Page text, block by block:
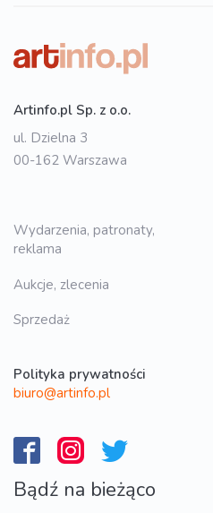
Artinfo.pl Sp. z o.o.
ul. Dzielna 3
00-162 Warszawa
Wydarzenia, patronaty,
reklama
Aukcje, zlecenia
Sprzedaż
Polityka prywatności
biuro@artinfo.pl
Bądź na bieżąco